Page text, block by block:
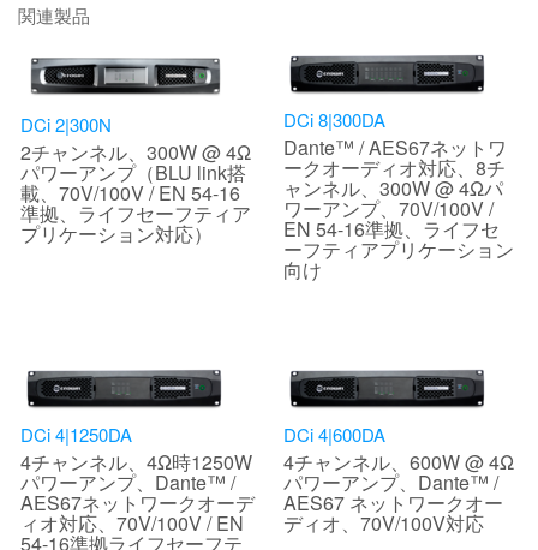
関連製品
DCi 2|300N
2チャンネル、300W @ 4Ω
パワーアンプ（BLU link搭
載、70V/100V / EN 54-16
準拠、ライフセーフティア
プリケーション対応）
DCi 8|300DA
Dante™ / AES67ネットワ
ークオーディオ対応、8チ
ャンネル、300W @ 4Ωパ
ワーアンプ、70V/100V /
EN 54-16準拠、ライフセ
ーフティアプリケーション
向け
DCi 4|1250DA
4チャンネル、4Ω時1250W
パワーアンプ、Dante™ /
AES67ネットワークオーデ
ィオ対応、70V/100V / EN
54-16準拠ライフセーフテ
DCi 4|600DA
4チャンネル、600W @ 4Ω
パワーアンプ、Dante™ /
AES67 ネットワークオー
ディオ、70V/100V対応